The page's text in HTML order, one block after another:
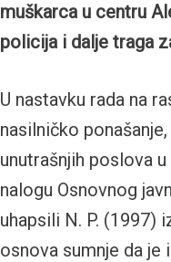
muškarca u centru
policija i dalje traga
U nastavku rada na
nasilničko
unutrašnjih poslova
nalogu Osnovnog
uhapsili N. P. (1997)
osnova sumnje da